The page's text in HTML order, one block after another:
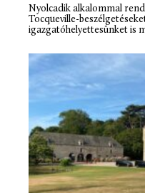
Nyolcadik alkalommal
Tocqueville-
igazgatóhelyettesünket is